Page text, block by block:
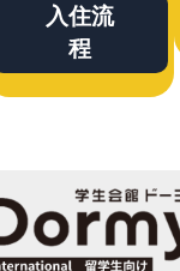
入住流
程